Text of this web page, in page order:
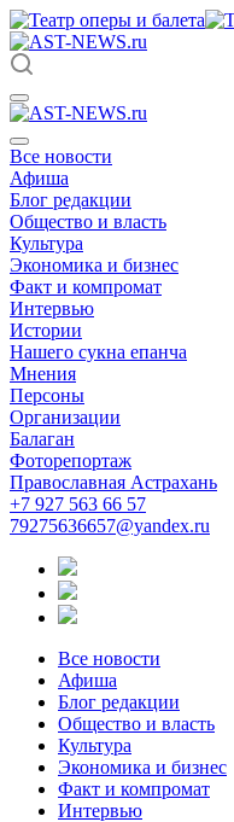
Все новости
Афиша
Блог редакции
Общество и власть
Культура
Экономика и бизнес
Факт и компромат
Интервью
Истории
Нашего сукна епанча
Мнения
Персоны
Организации
Балаган
Фоторепортаж
Православная Астрахань
+7 927 563 66 57
79275636657@yandex.ru
Все новости
Афиша
Блог редакции
Общество и власть
Культура
Экономика и бизнес
Факт и компромат
Интервью